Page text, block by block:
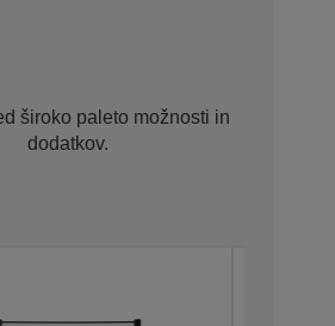
široko paleto možnosti in
dodatkov.